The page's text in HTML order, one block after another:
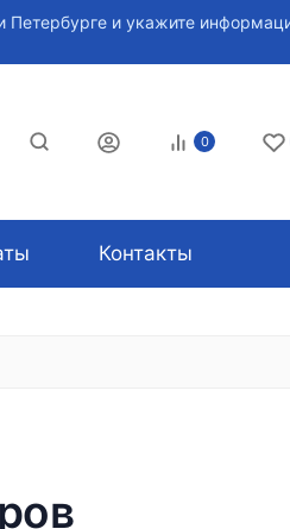
Петербурге и укажите
0
Контакты